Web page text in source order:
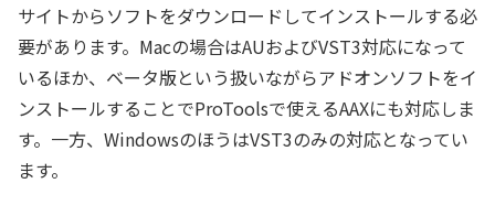
サイトからソフトをダウンロードしてインストールする必
要があります。Macの場合はAUおよびVST3対応になって
いるほか、ベータ版という扱いながらアドオンソフトをイ
ンストールすることでProToolsで使えるAAXにも対応しま
す。一方、WindowsのほうはVST3のみの対応となってい
ます。